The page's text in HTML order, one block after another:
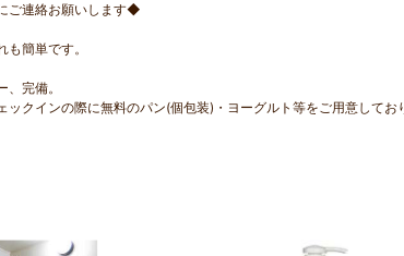
ご連絡お願いします◆
簡単です。
完備。
クインの際に無料のパン(個包装)・ヨーグルト等をご用意してお